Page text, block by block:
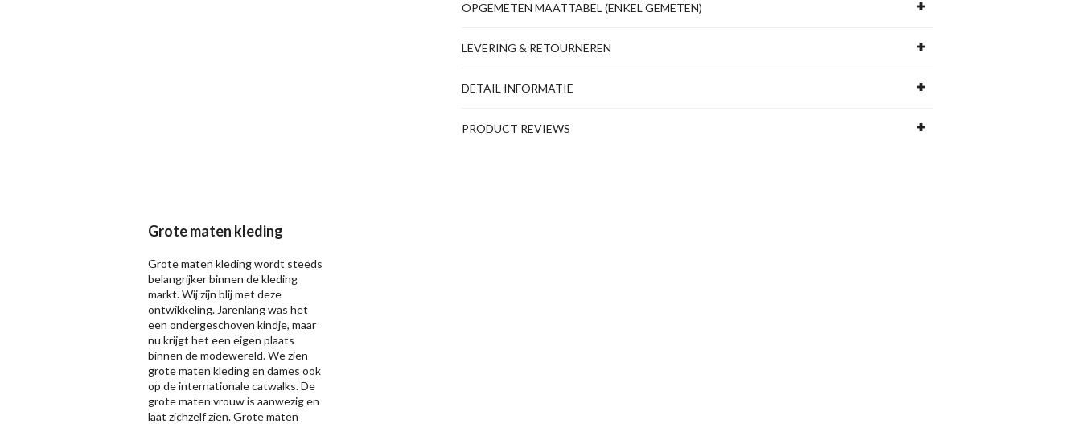
OPGEMETEN MAATTABEL (ENKEL GEMETEN)
LEVERING & RETOURNEREN
DETAIL INFORMATIE
PRODUCT REVIEWS
Grote maten kleding
Grote maten kleding wordt steeds
belangrijker binnen de kleding
markt. Wij zijn blij met deze
ontwikkeling. Jarenlang was het
een ondergeschoven kindje, maar
nu krijgt het een eigen plaats
binnen de modewereld. We zien
grote maten kleding en dames ook
op de internationale catwalks. De
grote maten vrouw is aanwezig en
laat zichzelf zien. Grote maten